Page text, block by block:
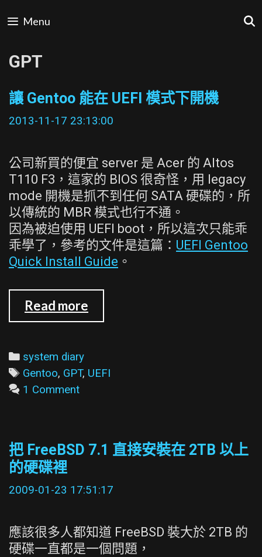
to
Menu
GPT
讓 Gentoo 能在 UEFI 模式下開機
2013-11-17 23:13:00
公司新買的便宜 server 是 Acer 的 Altos
T110 F3，這家的 BIOS 很奇怪，用 legacy
mode 開機是抓不到任何 SATA 硬碟的，所
以傳統的 MBR 模式也行不通。
因為被迫使用 UEFI boot，所以這次只能乖
乖學了，參考的文件是這篇： UEFI Gentoo
Quick Install Guide 。
Read more
Gentoo
UEFI
機
Categories
system diary
Tags
Gentoo, GPT, UEFI
1 Comment
把 FreeBSD 7.1 直接安裝在 2TB 以上
的硬碟裡
2009-01-23 17:51:17
應該很多人都知道 FreeBSD 裝大於 2TB 的
硬碟一直都是一個問題，